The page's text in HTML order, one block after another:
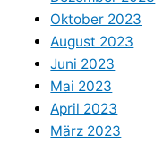
Oktober 2023
August 2023
Juni 2023
Mai 2023
April 2023
März 2023